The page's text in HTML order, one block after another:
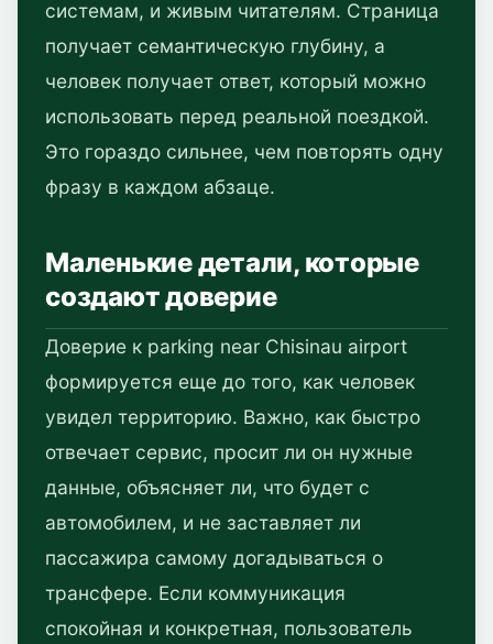
системам, и живым читателям. Страница
получает семантическую глубину, а
человек получает ответ, который можно
использовать перед реальной поездкой.
Это гораздо сильнее, чем повторять одну
фразу в каждом абзаце.
Маленькие детали, которые
создают доверие
Доверие к parking near Chisinau airport
формируется еще до того, как человек
увидел территорию. Важно, как быстро
отвечает сервис, просит ли он нужные
данные, объясняет ли, что будет с
автомобилем, и не заставляет ли
пассажира самому догадываться о
трансфере. Если коммуникация
спокойная и конкретная, пользователь